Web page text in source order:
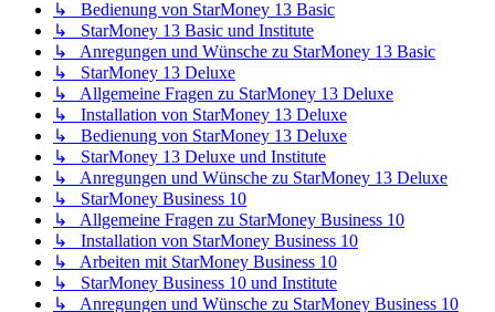
↳ Bedienung von StarMoney 13 Basic
↳ StarMoney 13 Basic und Institute
↳ Anregungen und Wünsche zu StarMoney 13 Basic
↳ StarMoney 13 Deluxe
↳ Allgemeine Fragen zu StarMoney 13 Deluxe
↳ Installation von StarMoney 13 Deluxe
↳ Bedienung von StarMoney 13 Deluxe
↳ StarMoney 13 Deluxe und Institute
↳ Anregungen und Wünsche zu StarMoney 13 Deluxe
↳ StarMoney Business 10
↳ Allgemeine Fragen zu StarMoney Business 10
↳ Installation von StarMoney Business 10
↳ Arbeiten mit StarMoney Business 10
↳ StarMoney Business 10 und Institute
↳ Anregungen und Wünsche zu StarMoney Business 10